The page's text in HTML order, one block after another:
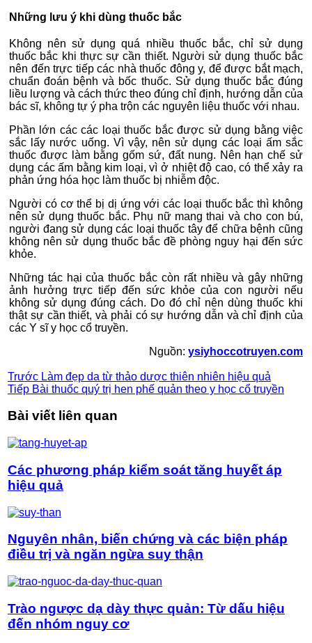
Những lưu ý khi dùng thuốc bắc
Không nên sử dụng quá nhiều thuốc bắc, chỉ sử dụng
thuốc bắc khi thực sự cần thiết. Người sử dụng thuốc bắc
nên đến trực tiếp các nhà thuốc đông y, để được bắt mạch,
chuẩn đoán bệnh và bốc thuốc. Sử dụng thuốc bắc đúng
liều lượng và cách thức theo đúng chỉ định, hướng dẫn của
bác sĩ, không tự ý pha trộn các nguyên liệu thuốc với nhau.
Phần lớn các các loại thuốc bắc được sử dụng bằng việc
sắc lấy nước uống. Vì vậy, nên sử dụng các loại ấm sắc
thuốc được làm bằng gốm sứ, đất nung. Nên hạn chế sử
dụng các ấm bằng kim loại, vì ở nhiệt độ cao, có thể xảy ra
phản ứng hóa học làm thuốc bị nhiễm độc.
Người có cơ thể bị dị ứng với các loại thuốc bắc thì không
nên sử dụng thuốc bắc. Phụ nữ mang thai và cho con bú,
người đang sử dụng các loại thuốc tây để chữa bệnh cũng
không nên sử dụng thuốc bắc đề phòng nguy hại đến sức
khỏe.
Những tác hại của thuốc bắc còn rất nhiều và gây những
ảnh hưởng trực tiếp đến sức khỏe của con người nếu
không sử dụng đúng cách. Do đó chỉ nên dùng thuốc khi
thật sự cần thiết, và phải có sự hướng dẫn và chỉ định của
các Y sĩ y học cổ truyền.
Nguồn: ysiyhoccotruyen.com
Trước Làm đẹp da từ thảo dược thiên nhiên hiệu quả
Tiếp Bài thuốc quý trị hen phế quản theo y học cổ truyền
Bài viết liên quan
Các phương pháp kiểm soát tăng huyết áp
hiệu quả
Nguyên nhân, biến chứng và các biện pháp
điều trị và ngăn ngừa suy thận
Trào ngược dạ dày thực quản: Từ dấu hiệu
đến nhóm nguy cơ